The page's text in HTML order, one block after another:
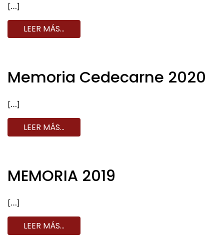
[…]
LEER MÁS…
Memoria Cedecarne 2020
[…]
LEER MÁS…
MEMORIA 2019
[…]
LEER MÁS…